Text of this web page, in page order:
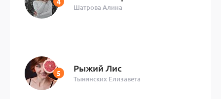
Шатрова Алина
Рыжий Лис
Тынянских Елизавета